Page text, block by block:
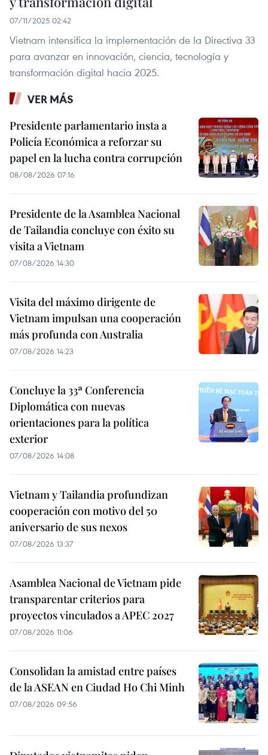
07/11/2025 02:42
Vietnam intensifica la implementación de la Directiva 33
para avanzar en innovación, ciencia, tecnología y
transformación digital hacia 2025.
VER MÁS
Presidente parlamentario insta a
Policía Económica a reforzar su
papel en la lucha contra corrupción
08/08/2026 07:16
Presidente de la Asamblea Nacional
de Tailandia concluye con éxito su
visita a Vietnam
07/08/2026 14:30
Visita del máximo dirigente de
Vietnam impulsan una cooperación
más profunda con Australia
07/08/2026 14:23
Concluye la 33ª Conferencia
Diplomática con nuevas
orientaciones para la política
exterior
07/08/2026 14:08
Vietnam y Tailandia profundizan
cooperación con motivo del 50
aniversario de sus nexos
07/08/2026 13:37
Asamblea Nacional de Vietnam pide
transparentar criterios para
proyectos vinculados a APEC 2027
07/08/2026 11:06
Consolidan la amistad entre países
de la ASEAN en Ciudad Ho Chi Minh
07/08/2026 09:56